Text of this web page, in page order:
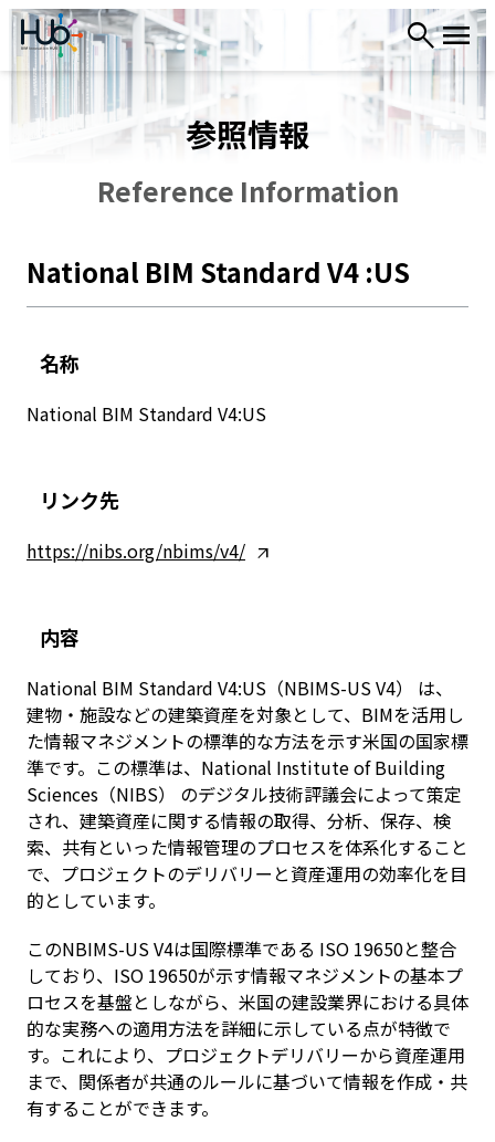
内
容
を
キ
参照情報
Reference Information
National BIM Standard V4 :US
名称
National BIM Standard V4:US
リンク先
https://nibs.org/nbims/v4/
内容
National BIM Standard V4:US（NBIMS-US V4） は、
建物・施設などの建築資産を対象として、BIMを活用し
た情報マネジメントの標準的な方法を示す米国の国家標
準です。この標準は、National Institute of Building
Sciences（NIBS） のデジタル技術評議会によって策定
され、建築資産に関する情報の取得、分析、保存、検
索、共有といった情報管理のプロセスを体系化すること
で、プロジェクトのデリバリーと資産運用の効率化を目
的としています。
このNBIMS-US V4は国際標準である ISO 19650と整合
しており、ISO 19650が示す情報マネジメントの基本プ
ロセスを基盤としながら、米国の建設業界における具体
的な実務への適用方法を詳細に示している点が特徴で
す。これにより、プロジェクトデリバリーから資産運用
まで、関係者が共通のルールに基づいて情報を作成・共
有することができます。